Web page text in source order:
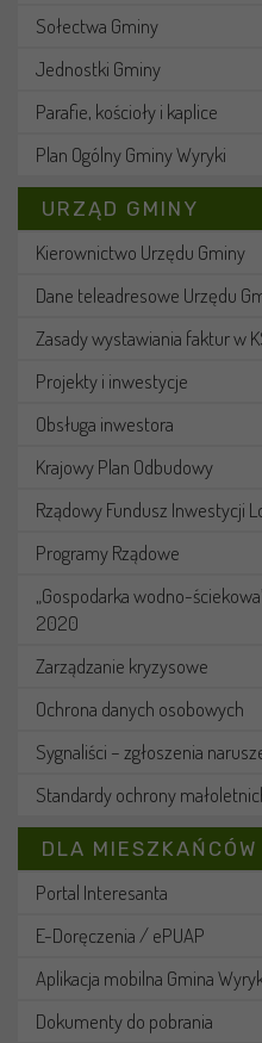
Sołectwa Gminy
Jednostki Gminy
Parafie, kościoły i kaplice
Plan Ogólny Gminy Wyryki
URZĄD GMINY
Kierownictwo Urzędu Gminy
Dane teleadresowe Urzędu
Zasady wystawiania faktur w
Projekty i inwestycje
Obsługa inwestora
Krajowy Plan Odbudowy
Rządowy Fundusz Inwestycji
Programy Rządowe
„Gospodarka wodno-
2020
Zarządzanie kryzysowe
Ochrona danych osobowych
Sygnaliści – zgłoszenia
Standardy ochrony
DLA MIESZKAŃCÓW
Portal Interesanta
E-Doręczenia / ePUAP
Aplikacja mobilna Gmina
Dokumenty do pobrania